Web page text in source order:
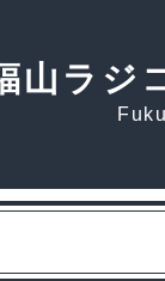
山ラジ